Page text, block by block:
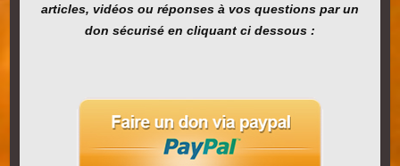
articles, vidéos ou réponses à vos questions par un
don sécurisé en cliquant ci dessous :